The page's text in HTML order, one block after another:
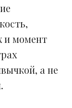
и момент
а не